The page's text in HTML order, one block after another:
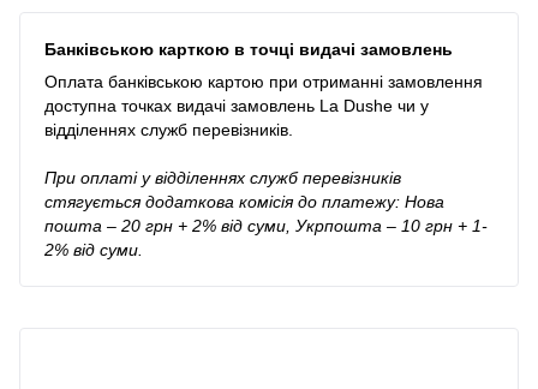
Банківською карткою в точці видачі замовлень
Оплата банківською картою при отриманні замовлення
доступна точках видачі замовлень La Dushe чи у
відділеннях служб перевізників.
При оплаті у відділеннях служб перевізників
стягується додаткова комісія до платежу: Нова
пошта – 20 грн + 2% від суми, Укрпошта – 10 грн + 1-
2% від суми.